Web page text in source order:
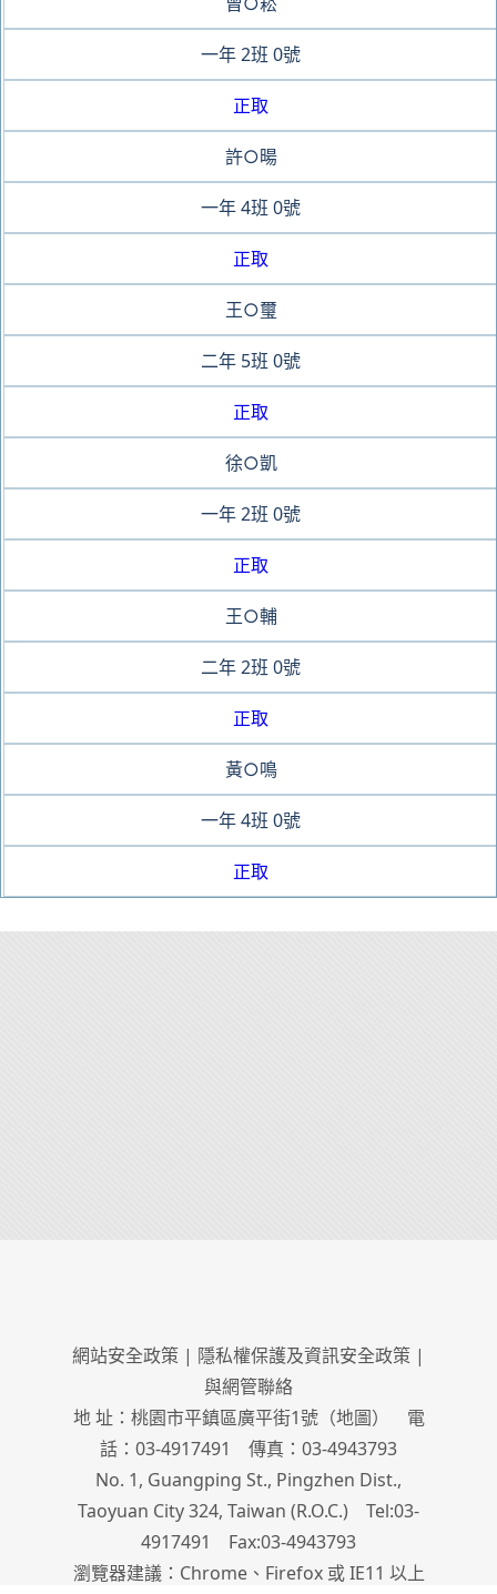
一年2班 0號
正取
許○暘
一年4班 0號
正取
王○璽
二年 5班 0號
正取
徐○凱
一年2班 0號
正取
王○輔
二年2班 0號
正取
黃○鳴
一年4班 0號
正取
網站安全政策 | 隱私權保護及資訊安全政策 |
與網管聯絡
地 址：桃園市平鎮區廣平街1號（地圖） 電
話：03-4917491 傳真：03-4943793
No. 1, Guangping St., Pingzhen Dist.,
Taoyuan City 324, Taiwan (R.O.C.) Tel:03-
4917491 Fax:03-4943793
瀏覽器建議：Chrome、Firefox 或 IE11 以上